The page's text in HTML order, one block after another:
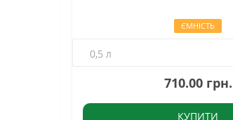
ЄМНІСТЬ
710.00 грн.
КУПИТИ